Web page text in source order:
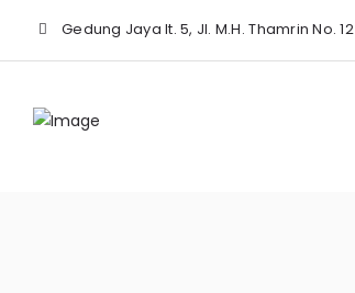
Gedung Jaya lt. 5, Jl. M.H. Thamrin No. 12